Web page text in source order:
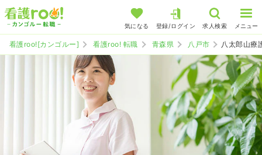
気になる 登録/ログイン 求人検索 メニュー
看護roo![カンゴルー] 看護roo! 転職 青森県 八戸市 八太郎山療